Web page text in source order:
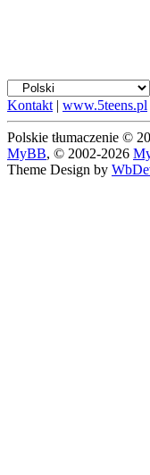
Kontakt | www.5teens.pl
Polskie tłumaczenie ©
MyBB, © 2002-2026
Theme Design by